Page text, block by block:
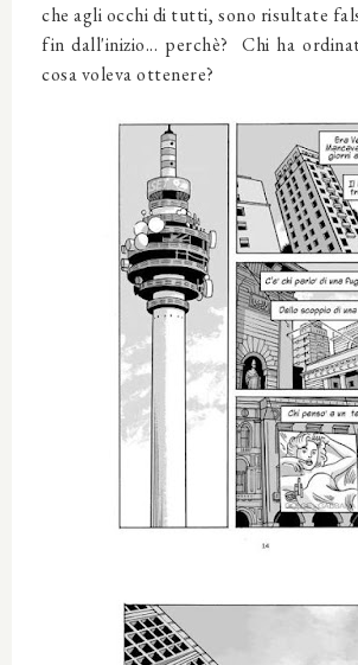
che agli occhi di tutti, sono risultate
fin dall'inizio... perchè? Chi ha
cosa voleva ottenere?